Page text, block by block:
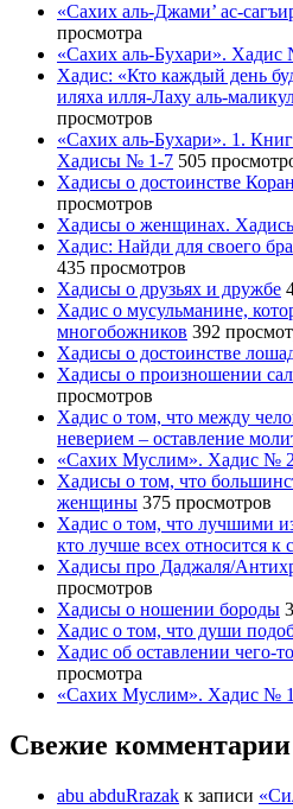
«Сахих аль-Джами’ ас-
просмотра
«Сахих аль-Бухари». Хадис
Хадис: «Кто каждый день
иляха илля-Лаху аль-
просмотров
«Сахих аль-Бухари». 1.
Хадисы № 1-7 505
Хадисы о достоинстве
просмотров
Хадисы о женщинах.
Хадис: Найди для своего
435 просмотров
Хадисы о друзьях и дружбе
Хадис о мусульманине,
многобожников 392
Хадисы о достоинстве
Хадисы о произношении
просмотров
Хадис о том, что между
неверием – оставление
«Сахих Муслим». Хадис №
Хадисы о том, что
женщины 375 просмотров
Хадис о том, что лучшими
кто лучше всех относится к
Хадисы про Даджаля/
просмотров
Хадисы о ношении бороды
Хадис о том, что души
Хадис об оставлении чего-
просмотра
«Сахих Муслим». Хадис №
Свежие комментарии
abu abduRrazak к записи